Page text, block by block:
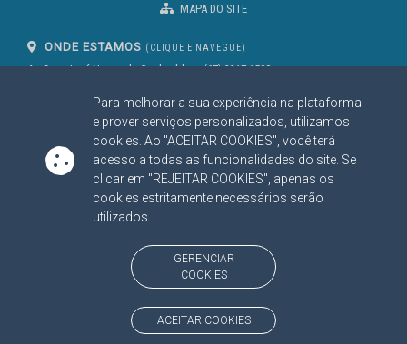
Para melhorar a sua experiência na plataforma
e prover serviços personalizados, utilizamos
cookies. Ao "ACEITAR COOKIES", você terá
acesso a todas as funcionalidades do site. Se
clicar em "REJEITAR COOKIES", apenas os
cookies estritamente necessários serão
utilizados.
GERENCIAR
COOKIES
ACEITAR COOKIES
MAPA DO SITE
ONDE ESTAMOS (CLIQUE E NAVEGUE)
Av. Des. José Nunes da Cunha, bloco
Campo Grande/MS
CEP: 79031-310
(67) 3317-1500
SIGA NOSSAS REDES SOCIAIS
Linked InYoutube
Facebook
X
BAIXE NOSSO APLICATIVO